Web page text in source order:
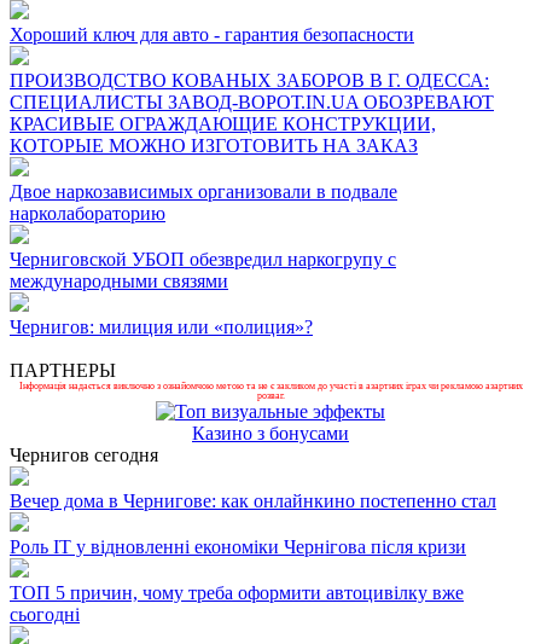
Хороший ключ для авто - гарантия безопасности
ПРОИЗВОДСТВО КОВАНЫХ ЗАБОРОВ В Г. ОДЕССА:
СПЕЦИАЛИСТЫ ЗАВОД-ВОРОТ.IN.UA ОБОЗРЕВАЮТ
КРАСИВЫЕ ОГРАЖДАЮЩИЕ КОНСТРУКЦИИ,
КОТОРЫЕ МОЖНО ИЗГОТОВИТЬ НА ЗАКАЗ
Двое наркозависимых организовали в подвале
нарколабораторию
Черниговской УБОП обезвредил наркогрупу с
международными связями
Чернигов: милиция или «полиция»?
ПАРТНЕРЫ
Інформація надається виключно з ознайомчою метою та не є закликом до участі в азартних іграх чи рекламою азартних
розваг.
Казино з бонусами
Чернигов сегодня
Вечер дома в Чернигове: как онлайнкино постепенно стал
Роль ІТ у відновленні економіки Чернігова після кризи
ТОП 5 причин, чому треба оформити автоцивілку вже
сьогодні